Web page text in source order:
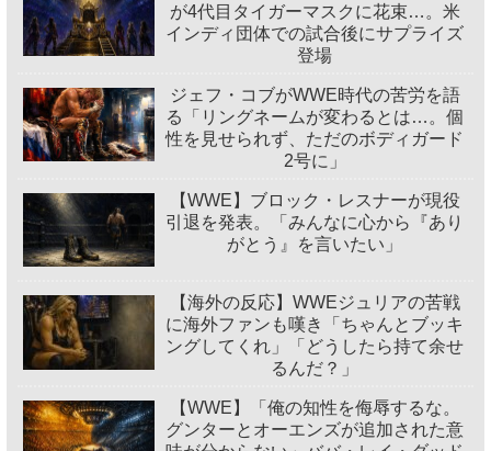
が4代目タイガーマスクに花束…。米
インディ団体での試合後にサプライズ
登場
ジェフ・コブがWWE時代の苦労を語
る「リングネームが変わるとは…。個
性を見せられず、ただのボディガード
2号に」
【WWE】ブロック・レスナーが現役
引退を発表。「みんなに心から『あり
がとう』を言いたい」
【海外の反応】WWEジュリアの苦戦
に海外ファンも嘆き「ちゃんとブッキ
ングしてくれ」「どうしたら持て余せ
るんだ？」
【WWE】「俺の知性を侮辱するな。
グンターとオーエンズが追加された意